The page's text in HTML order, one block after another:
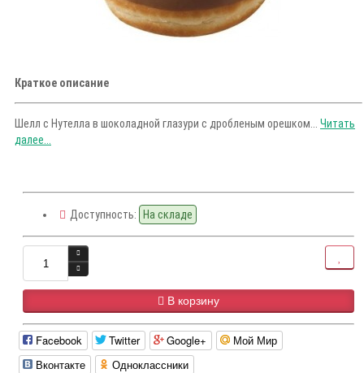
Краткое описание
Шелл с Нутелла в шоколадной глазури с дробленым орешком... Читать
далее...
Доступность: На складе
В корзину
Facebook Twitter Google+
Мой Мир
Вконтакте
Одноклассники